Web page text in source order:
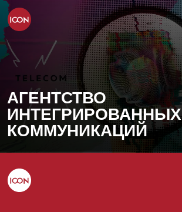
АГЕНТСТВО
ИНТЕГРИРОВАННЫХ
КОММУНИКАЦИЙ